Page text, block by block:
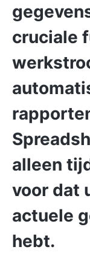
cruciale
alleen
voor dat
actuele
hebt.